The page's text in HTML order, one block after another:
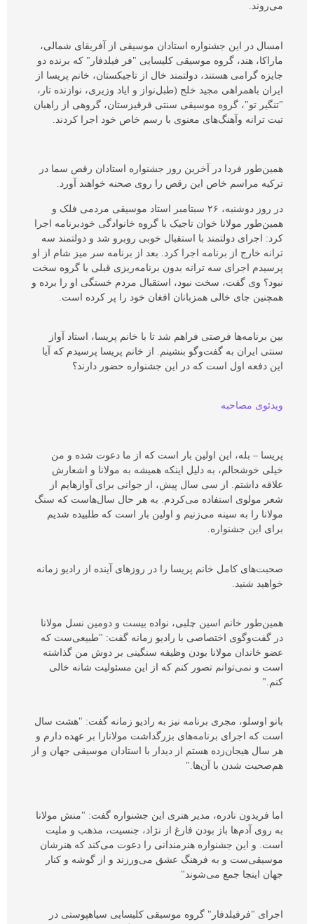
می‌روند.
امسال در این جشنواره استادان موسیقی از آفریقای شمالی،
ماراکا، هند، گروه موسیقی کلیسایی "فر فیلدفار" که برنده دو
جایزه گرامی هستند، دولتمند خال از تاجیکستان، خانم پریسا از
ایران باهمراهی مجید خلج (طبل‌نواز و ایاد وزیری، نوازنده تار،
"تنگیر تو"، گروه موسیقی سنتی قرقیزستان، گروهی از راهبان
تبت ترانه وآهنگ‌های معنوی با رسم خاص خود اجرا کردند.
همین‌طور فردا در آخرین روز جشنواره استادان رقص سما در
ترکیه مراسم خاص این رقص را روی صحنه خواهند آورد.
در روز دوشنبه، ۲۶ سبتامبر استاد موسیقی مردمی فلک و
همین‌طور مولانا خوان تاجیک با گروه خانوادگی خودبرنامه اجرا
کرد: اجرای دولتمند با استقبال خوبی روبرو شد و دولتمند سه
ترانه خارج از برنامه اجرا کرد. بعد از برنامه سر میز شام از او
پرسیدم اجرای سه ترانه بدون برنامه‌ریزی قبلی با گروه سخت
نبود؟ وی گفت، سخت نبود، استقبال مردم خستگی او را برده و
همچنین جای خالی همزبانان افغان خود را پر کرده است.
بین برنامه‌ها فرصتی فراهم شد تا با خانم پریسا، استاد آواز
سنتی ایران به گفت‌وگو بنشینم. از خانم پریسا پرسیدم که آیا
این دفعه اول است که در این جشنواره حضور دارند؟
ویدئوی مصاحبه
پریسا – بله، این اولین بار است که از ما دعوت شده و من
خیلی خوشحالم، به دلیل اینکه همیشه به مولانا و اشعارش
علاقه داشتم. از سی سال پیش، از جوانی برای آوازهایم از
شعر مولوی استفاده می‌کردم. به هر حال سال‌هاست که سنگ
مولانا را به سینه می‌زنیم و اولین بار است که طلبیده شدیم
برای این جشنواره.
صحبت‌های کامل خانم پریسا را در روزهای آینده از رادیو زمانه
خواهید شنید.
همین‌طور خانم اسین چلبی، نواده بیست و دومین نسل مولانا
در گفت‌وگوی اختصاصی با رادیو زمانه گفت: "طبیعی‌ست که
عضو خاندان مولانا بودن وظیفه سنگینی بر دوش من گذاشته
است و نمی‌توانم تصور کنم که از این مسئولیت شانه خالی
کنم."
بانو اوسلو، مجری برنامه نیز به رادیو زمانه گفت: "هشت سال
است که اجرای برنامه‌های بزرگداشت مولانارا بر عهده دارم و
هر سال هیجان‌زده هستم از دیدار با استادان موسیقی جهان و از
هم‌صحبت شدن با آن‌ها."
اما فریدون نادره، مدیر هنری این جشنواره گفت: "منش مولانا
به روی آدم‌ها باز بودن فارغ از ‌نژاد، جنسیت، مذهب و ملیت
است. و این جشنواره هنرمندانی را دعوت می‌کند که هنرشان
موسیقی‌ست و به فرهنگ عشق می‌ورزند و از گوشه و کنار
جهان اینجا جمع می‌شوند"
اجرای "فرفیلدفار" گروه موسیقی کلیسایی سیاهپوستی در